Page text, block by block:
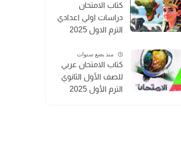
كتاب الامتحان
دراسات اولي اعدادي
الترم الاول 2025
منذ بضع سنوات
كتاب الامتحان عربي
للصف الأول الثانوي
الترم الأول 2025